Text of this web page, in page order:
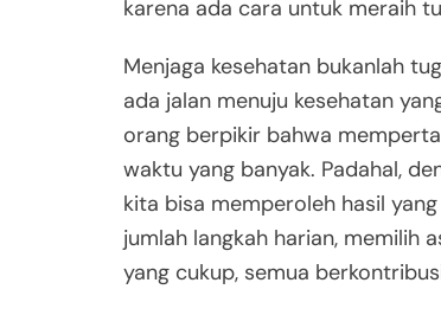
karena ada cara untuk meraih
Menjaga kesehatan bukanlah
ada jalan menuju kesehatan
orang berpikir bahwa
waktu yang banyak. Padahal,
kita bisa memperoleh hasil
jumlah langkah harian, memilih
yang cukup, semua